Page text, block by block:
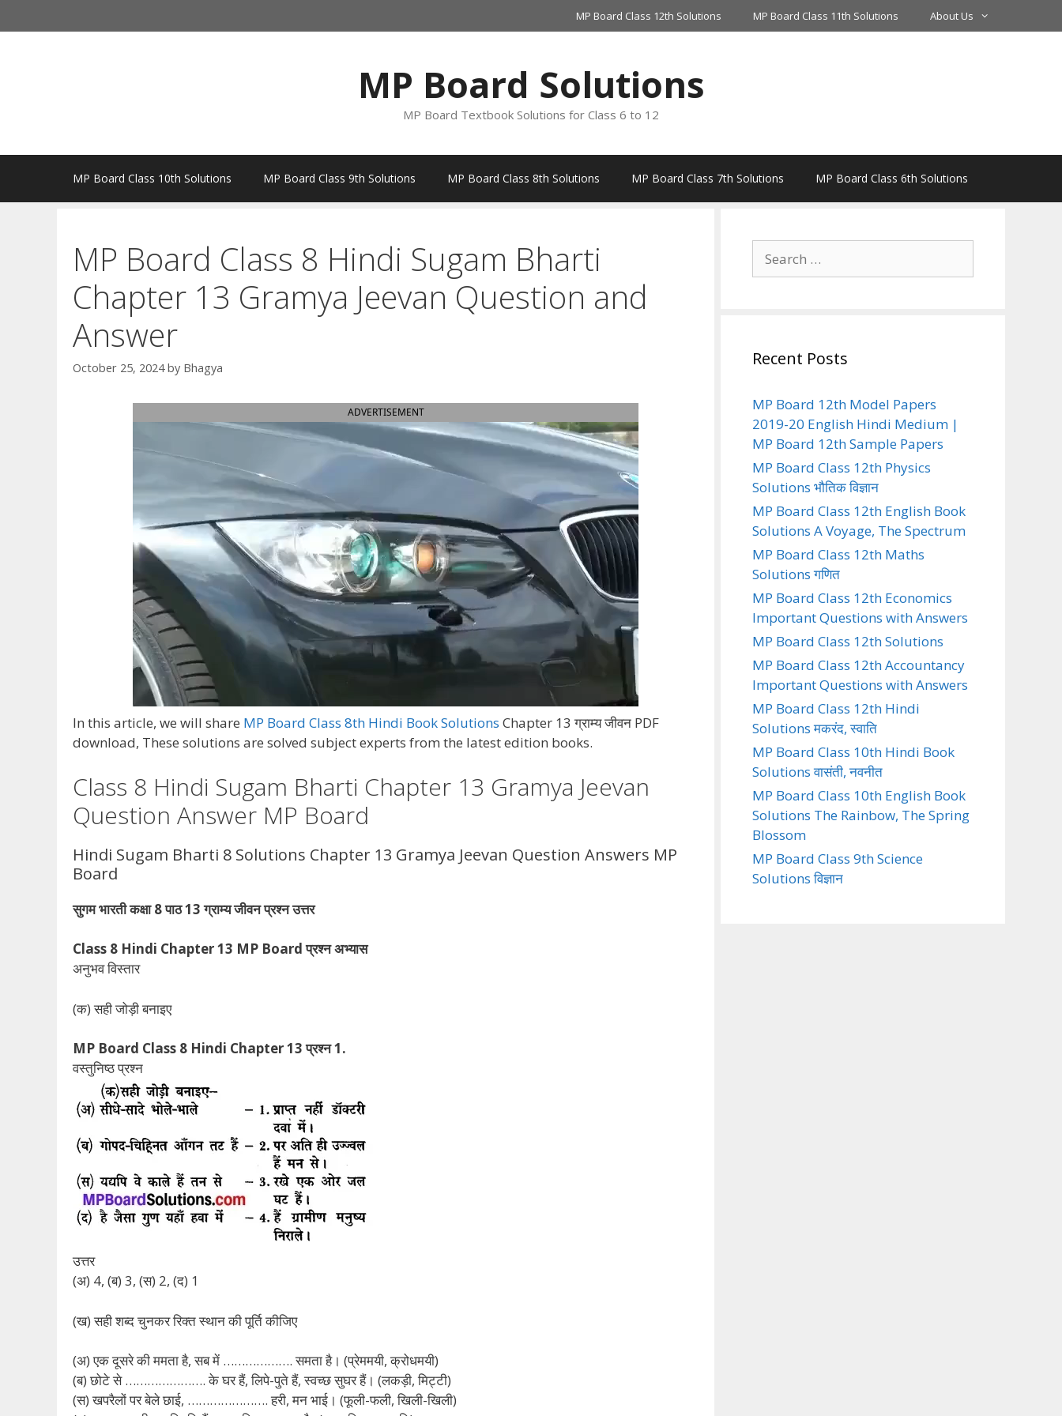
to
MP Board Class 12th Solutions MP Board Class 11th Solutions About Us
MP Board Solutions
MP Board Textbook Solutions for Class 6 to 12
MP Board Class 10th Solutions MP Board Class 9th Solutions MP Board Class 8th Solutions MP Board Class 7th Solutions MP Board Class 6th Solutions
MP Board Class 8 Hindi Sugam Bharti
Chapter 13 Gramya Jeevan Question and
Answer
October 25, 2024 by Bhagya
ADVERTISEMENT
In this article, we will share MP Board Class 8th Hindi Book Solutions Chapter 13 ग्राम्य जीवन PDF
download, These solutions are solved subject experts from the latest edition books.
Class 8 Hindi Sugam Bharti Chapter 13 Gramya Jeevan
Question Answer MP Board
Hindi Sugam Bharti 8 Solutions Chapter 13 Gramya Jeevan Question Answers MP
Board
सुगम भारती कक्षा 8 पाठ 13 ग्राम्य जीवन प्रश्न उत्तर
Class 8 Hindi Chapter 13 MP Board प्रश्न अभ्यास
अनुभव विस्तार
(क) सही जोड़ी बनाइए
MP Board Class 8 Hindi Chapter 13 प्रश्न 1.
वस्तुनिष्ठ प्रश्न
उत्तर
(अ) 4, (ब) 3, (स) 2, (द) 1
(ख) सही शब्द चुनकर रिक्त स्थान की पूर्ति कीजिए
(अ) एक दूसरे की ममता है, सब में ………………. समता है। (प्रेममयी, क्रोधमयी)
(ब) छोटे से …………………. के घर हैं, लिपे-पुते हैं, स्वच्छ सुघर हैं। (लकड़ी, मिट्टी)
(स) खपरैलों पर बेले छाई, …………………. हरी, मन भाई। (फूली-फली, खिली-खिली)
for:
Recent Posts
MP Board 12th Model Papers
2019-20 English Hindi Medium |
MP Board 12th Sample Papers
MP Board Class 12th Physics
Solutions भौतिक विज्ञान
MP Board Class 12th English Book
Solutions A Voyage, The Spectrum
MP Board Class 12th Maths
Solutions गणित
MP Board Class 12th Economics
Important Questions with Answers
MP Board Class 12th Solutions
MP Board Class 12th Accountancy
Important Questions with Answers
MP Board Class 12th Hindi
Solutions मकरंद, स्वाति
MP Board Class 10th Hindi Book
Solutions वासंती, नवनीत
MP Board Class 10th English Book
Solutions The Rainbow, The Spring
Blossom
MP Board Class 9th Science
Solutions विज्ञान